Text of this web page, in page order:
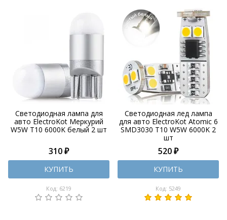
Светодиодная лампа для
авто ElectroKot Меркурий
W5W T10 6000K белый 2 шт
310 ₽
КУПИТЬ
Код: 6219
Светодиодная лед лампа
для авто ElectroKot Atomic 6
SMD3030 T10 W5W 6000K 2
шт
520 ₽
КУПИТЬ
Код: 5249